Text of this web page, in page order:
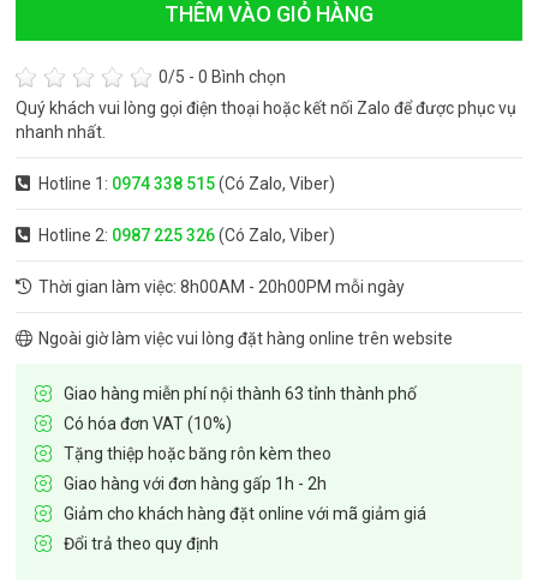
THÊM VÀO GIỎ HÀNG
0/5 -0 Bình chọn
Quý khách vui lòng gọi điện thoại hoặc kết nối Zalo để được phục vụ
nhanh nhất.
Hotline 1: 0974 338 515(Có Zalo, Viber)
Hotline 2: 0987 225 326(Có Zalo, Viber)
Thời gian làm việc: 8h00AM - 20h00PM mỗi ngày
Ngoài giờ làm việc vui lòng đặt hàng online trên website
Giao hàng miễn phí nội thành 63 tỉnh thành phố
Có hóa đơn VAT (10%)
Tặng thiệp hoặc băng rôn kèm theo
Giao hàng với đơn hàng gấp 1h - 2h
Giảm cho khách hàng đặt online với mã giảm giá
Đổi trả theo quy định